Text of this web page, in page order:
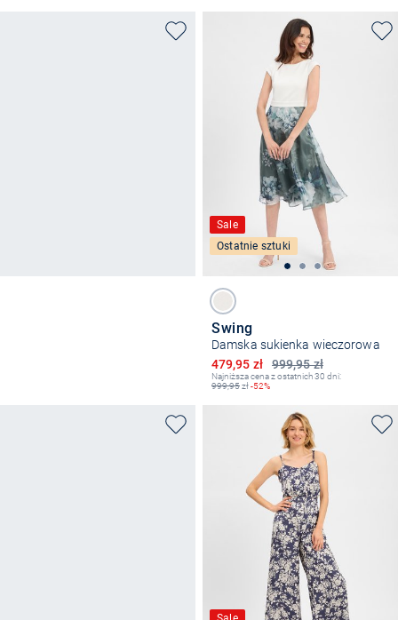
Sale
Ostatnie sztuki
Swing
Damska sukienka wieczorowa
999,95 zł
Obniżona cena
479,95 zł
Najniższa cena z ostatnich 30 dni:
999,95zł-52%